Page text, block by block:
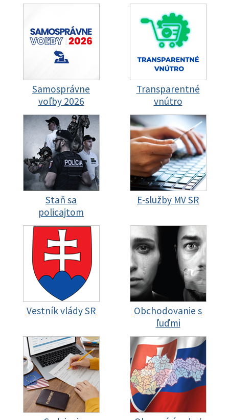
Samosprávne
voľby 2026
Transparentné
vnútro
Staň sa
policajtom
E-služby MV SR
Vestník vlády SR
Obchodovanie s
ľuďmi